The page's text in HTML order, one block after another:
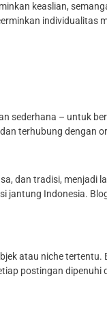
keaslian,
individualitas
sederhana – untuk
terhubung dengan
dan tradisi,
Indonesia.
atau niche
postingan